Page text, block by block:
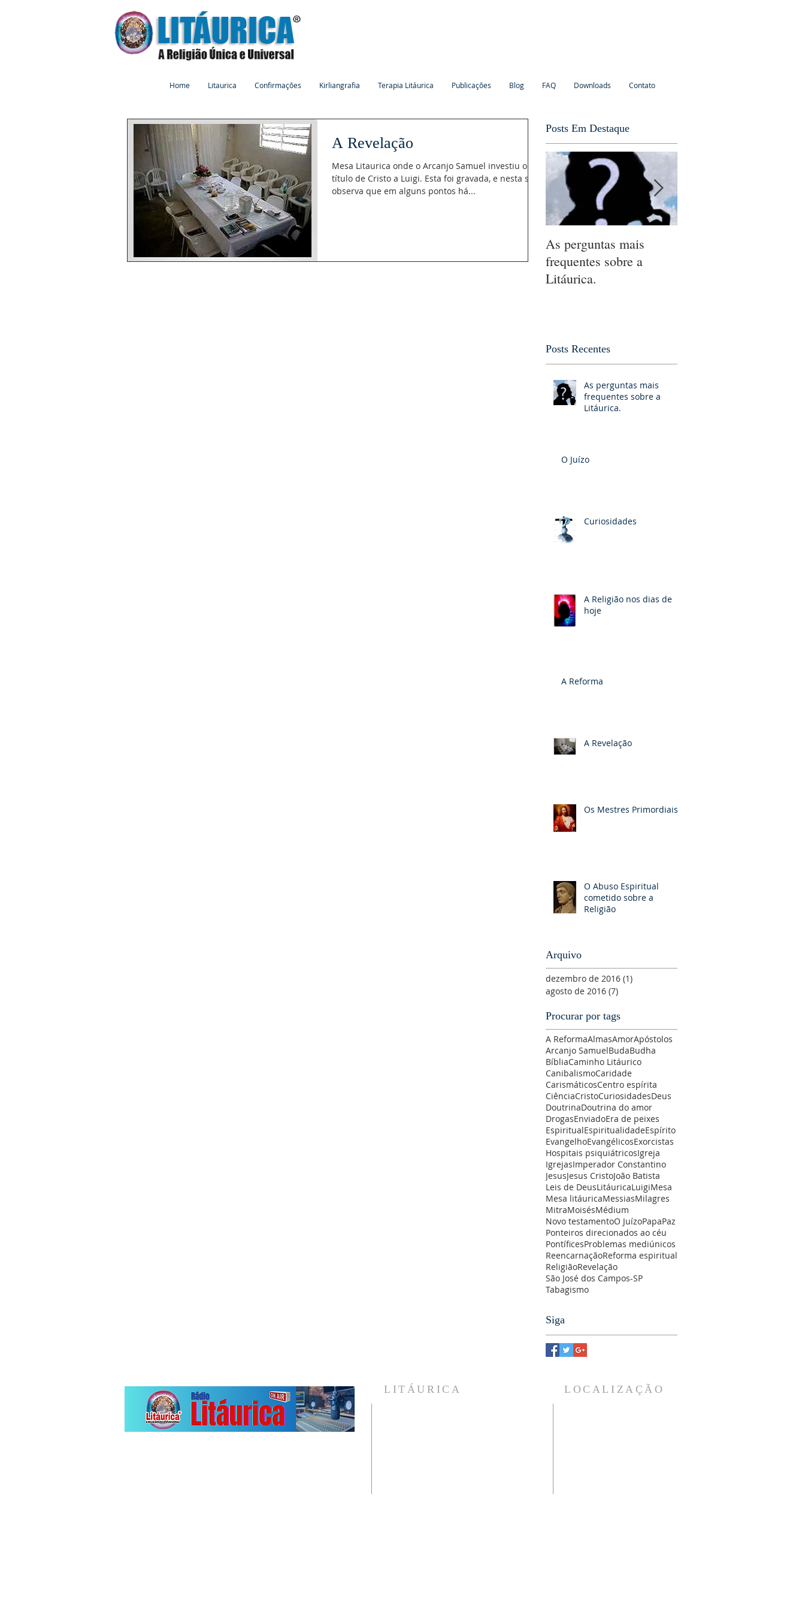
Home Litaurica Confirmações Kirliangrafia Terapia Litáurica Publicações Blog FAQ Downloads Contato
A Revelação
Mesa Litaurica onde o Arcanjo Samuel investiu o
título de Cristo a Luigi. Esta foi gravada, e nesta se
observa que em alguns pontos há...
Posts Em Destaque
As perguntas mais
frequentes sobre a
Litáurica.
Posts Recentes
As perguntas mais
frequentes sobre a
Litáurica.
O Juízo
Curiosidades
A Religião nos dias de
hoje
A Reforma
A Revelação
Os Mestres Primordiais
O Abuso Espiritual
cometido sobre a
Religião
Arquivo
dezembro de 2016 (1)
agosto de 2016 (7)
Procurar por tags
A ReformaAlmasAmorApóstolos
Arcanjo SamuelBudaBudha
BíbliaCaminho Litáurico
CanibalismoCaridade
CarismáticosCentro espírita
CiênciaCristoCuriosidadesDeus
DoutrinaDoutrina do amor
DrogasEnviadoEra de peixes
EspiritualEspiritualidadeEspírito
EvangelhoEvangélicosExorcistas
Hospitais psiquiátricosIgreja
IgrejasImperador Constantino
JesusJesus CristoJoão Batista
Leis de DeusLitáuricaLuigiMesa
Mesa litáuricaMessiasMilagres
MitraMoisésMédium
Novo testamentoO JuízoPapaPaz
Ponteiros direcionados ao céu
PontíficesProblemas mediúnicos
ReencarnaçãoReforma espiritual
ReligiãoRevelação
São José dos Campos-SP
Tabagismo
Siga
LITÁURICA LOCALIZAÇÃO